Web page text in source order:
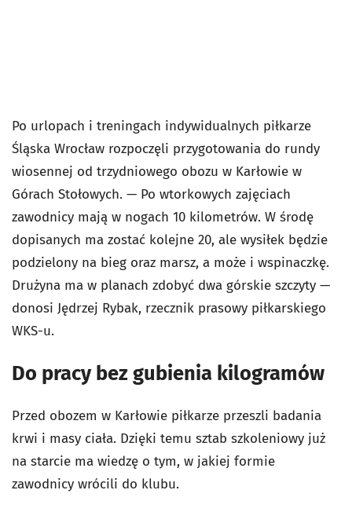
Po urlopach i treningach indywidualnych piłkarze
Śląska Wrocław rozpoczęli przygotowania do rundy
wiosennej od trzydniowego obozu w Karłowie w
Górach Stołowych. — Po wtorkowych zajęciach
zawodnicy mają w nogach 10 kilometrów. W środę
dopisanych ma zostać kolejne 20, ale wysiłek będzie
podzielony na bieg oraz marsz, a może i wspinaczkę.
Drużyna ma w planach zdobyć dwa górskie szczyty —
donosi Jędrzej Rybak, rzecznik prasowy piłkarskiego
WKS-u.
Do pracy bez gubienia kilogramów
Przed obozem w Karłowie piłkarze przeszli badania
krwi i masy ciała. Dzięki temu sztab szkoleniowy już
na starcie ma wiedzę o tym, w jakiej formie
zawodnicy wrócili do klubu.